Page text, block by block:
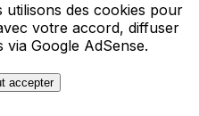
des cookies pour
votre accord, diffuser
via Google AdSense.
accepter